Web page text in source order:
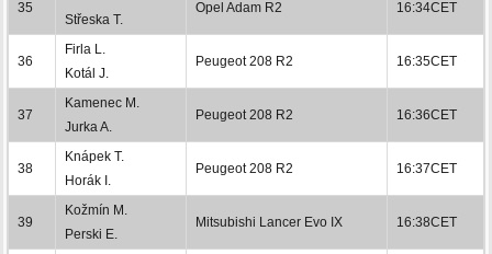
35
Střeska T.
Opel Adam R2 16:34CET
36
Firla L.
Kotál J.
Peugeot 208 R2 16:35CET
37
Kamenec M.
Jurka A.
Peugeot 208 R2 16:36CET
38
Knápek T.
Horák I.
Peugeot 208 R2 16:37CET
39
Kožmín M.
Perski E.
Mitsubishi Lancer Evo IX 16:38CET